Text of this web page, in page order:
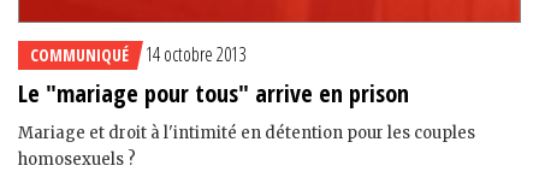
COMMUNIQUÉ 14 octobre 2013
Le "mariage pour tous" arrive en prison
Mariage et droit à l'intimité en détention pour les couples
homosexuels ?